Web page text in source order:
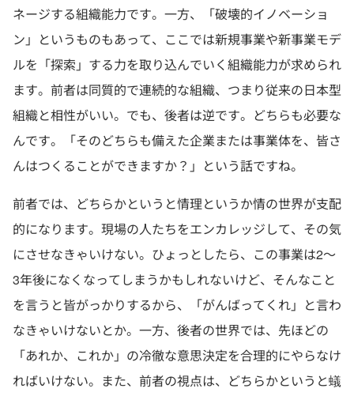
ネージする組織能力です。一方、「破壊的イノベーショ
ン」というものもあって、ここでは新規事業や新事業モデ
ルを「探索」する力を取り込んでいく組織能力が求められ
ます。前者は同質的で連続的な組織、つまり従来の日本型
組織と相性がいい。でも、後者は逆です。どちらも必要な
んです。「そのどちらも備えた企業または事業体を、皆さ
んはつくることができますか？」という話ですね。
前者では、どちらかというと情理というか情の世界が支配
的になります。現場の人たちをエンカレッジして、その気
にさせなきゃいけない。ひょっとしたら、この事業は2～
3年後になくなってしまうかもしれないけど、そんなこと
を言うと皆がっかりするから、「がんばってくれ」と言わ
なきゃいけないとか。一方、後者の世界では、先ほどの
「あれか、これか」の冷徹な意思決定を合理的にやらなけ
ればいけない。また、前者の視点は、どちらかというと蟻